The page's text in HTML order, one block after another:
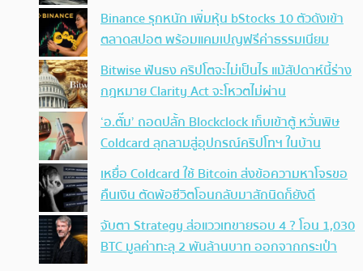
Binance รุกหนัก เพิ่มหุ้น bStocks 10 ตัวดังเข้า
ตลาดสปอต พร้อมแคมเปญฟรีค่าธรรมเนียม
Bitwise ฟันธง คริปโตจะไม่เป็นไร แม้สัปดาห์นี้ร่าง
กฎหมาย Clarity Act จะโหวตไม่ผ่าน
‘อ.ตั๊ม’ ถอดปลั้ก Blockclock เก็บเข้าตู้ หวั่นพิษ
Coldcard ลุกลามสู่อุปกรณ์คริปโทฯ ในบ้าน
เหยื่อ Coldcard ใช้ Bitcoin ส่งข้อความหาโจรขอ
คืนเงิน ตัดพ้อชีวิตโอนกลับมาสักนิดก็ยังดี
จับตา Strategy ส่อแววเทขายรอบ 4 ? โอน 1,030
BTC มูลค่าทะลุ 2 พันล้านบาท ออกจากกระเป๋า